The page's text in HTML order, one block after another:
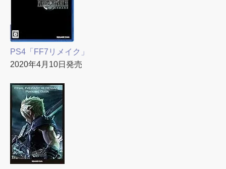
PS4「FF7リメイク」
2020年4月10日発売